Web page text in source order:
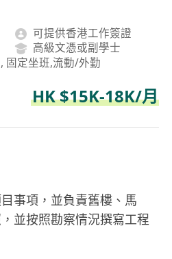
可提供香港工作簽證
高級文憑或副學士
固定坐班,流動/外勤
HK $15K-18K/月
事項，並負責舊樓、馬
並按照勘察情況撰寫工程